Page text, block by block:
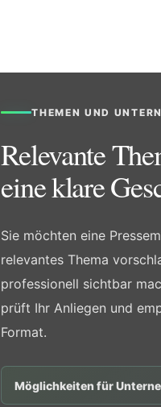
THEMEN UND
Relevante
eine klare
Sie möchten eine
relevantes Thema
professionell sichtbar
prüft Ihr Anliegen und
Format.
Möglichkeiten für